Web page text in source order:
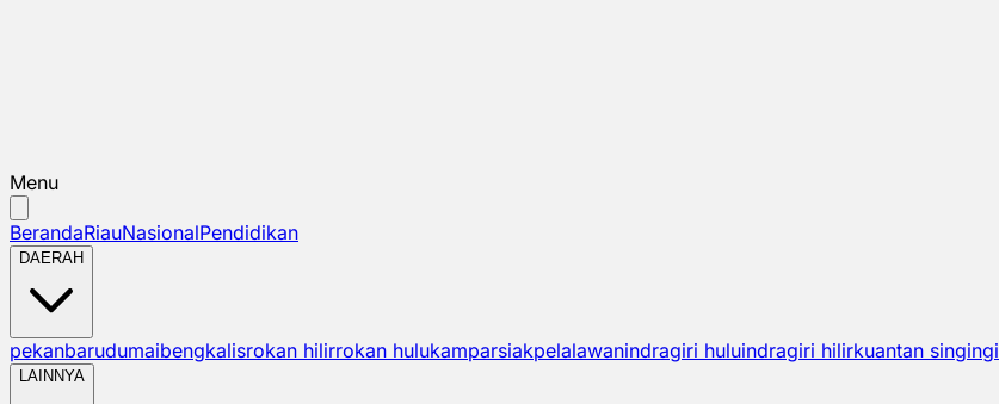
Menu
BerandaRiauNasionalPendidikan
DAERAH
pekanbarudumaibengkalisrokan hilirrokan hulukamparsiakpelalawanindragiri huluindragiri hilirkuantan singingi
LAINNYA